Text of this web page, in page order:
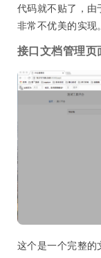
代码就不贴了，
非常不优美的实现。
接口文档管理
这个是一个完整